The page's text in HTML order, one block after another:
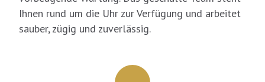
Ihnen rund um die Uhr zur Verfügung und arbeitet
sauber, zügig und zuverlässig.